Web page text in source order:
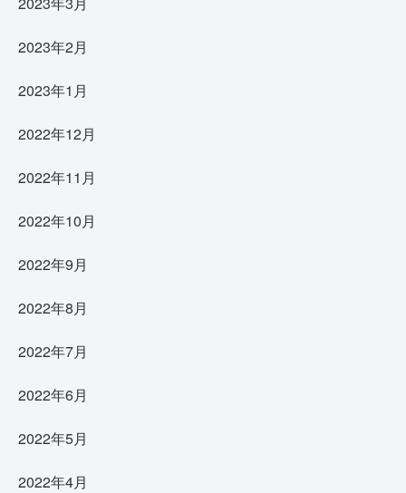
2023年2月
2023年1月
2022年12月
2022年11月
2022年10月
2022年9月
2022年8月
2022年7月
2022年6月
2022年5月
2022年4月